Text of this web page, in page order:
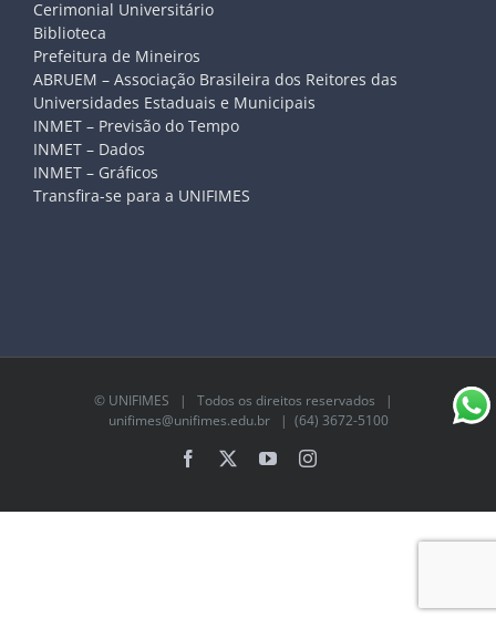
Cerimonial Universitário
Biblioteca
Prefeitura de Mineiros
ABRUEM – Associação Brasileira dos Reitores das
Universidades Estaduais e Municipais
INMET – Previsão do Tempo
INMET – Dados
INMET – Gráficos
Transfira-se para a UNIFIMES
© UNIFIMES | Todos os direitos reservados |
unifimes@unifimes.edu.br| (64) 3672-5100
Facebook YouTubeInstagram